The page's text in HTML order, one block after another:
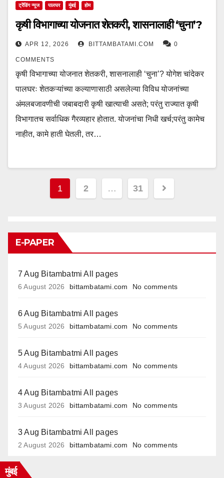
ट्रेंडिंग न्यूज पालघर मुंबई होम
कृषी विभागाच्या योजनात शेतकरी, शासनालाही ‘चुना’?
APR 12, 2026 BITTAMBATAMI.COM 0
COMMENTS
कृषी विभागाच्या योजनात शेतकरी, शासनालाही ‘चुना’? योगेश चांदेकर
पालघरः शेतकऱ्यांच्या कल्याणासाठी असलेल्या विविध योजनांच्या
अंमलबजावणीची जबाबदारी कृषी खात्याची असते; परंतु राज्यात कृषी
विभागातच सर्वाधिक गैरव्यहार होतात. योजनांचा निधी खर्च;परंतु कामेच
नाहीत, कामे हाती घेतली, तर…
Posts
1 2 … 31
E-PAPER
7 Aug Bitambatmi All pages
6 August 2026 bittambatami.com No comments
6 Aug Bitambatmi All pages
5 August 2026 bittambatami.com No comments
5 Aug Bitambatmi All pages
4 August 2026 bittambatami.com No comments
4 Aug Bitambatmi All pages
3 August 2026 bittambatami.com No comments
3 Aug Bitambatmi All pages
2 August 2026 bittambatami.com No comments
मुंबई